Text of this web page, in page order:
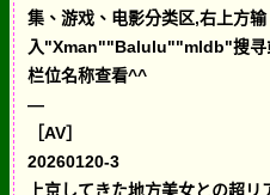
集、游戏、电影分类区,右上方输
入"Xman""Balulu""mldb"搜寻
栏位名称查看^^
—
［AV］
20260120-3
上京してきた地方美女との超リ